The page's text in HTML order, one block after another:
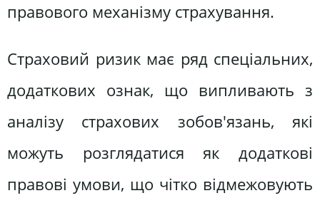
правового механізму страхування.
Страховий ризик має ряд спеціальних,
додаткових ознак, що випливають з
аналізу страхових зобов'язань, які
можуть розглядатися як додаткові
правові умови, що чітко відмежовують